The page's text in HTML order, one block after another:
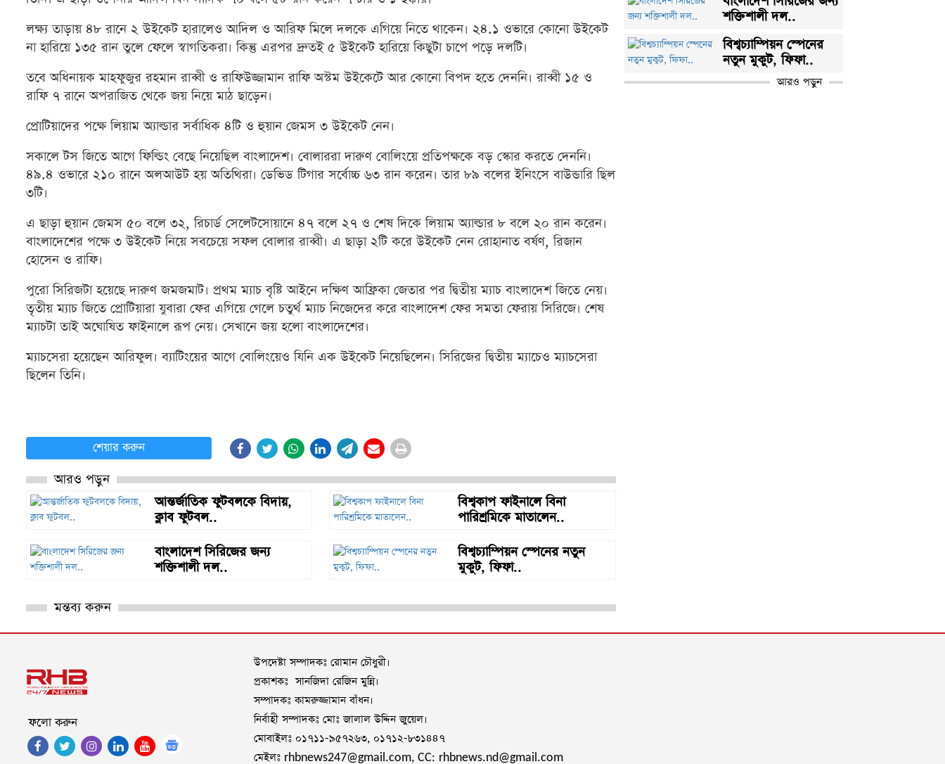
লক্ষ্য তাড়ায় ৪৮ রানে ২ উইকেট হারালেও আদিল ও আরিফ মিলে দলকে এগিয়ে নিতে থাকেন। ২৪.১ ওভারে কোনো উইকেট
না হারিয়ে ১৩৫ রান তুলে ফেলে স্বাগতিকরা। কিন্তু এরপর দ্রুতই ৫ উইকেট হারিয়ে কিছুটা চাপে পড়ে দলটি।
তবে অধিনায়ক মাহফুজুর রহমান রাব্বী ও রাফিউজ্জামান রাফি অস্টম উইকেটে আর কোনো বিপদ হতে দেননি। রাব্বী ১৫ ও
রাফি ৭ রানে অপরাজিত থেকে জয় নিয়ে মাঠ ছাড়েন।
প্রোটিয়াদের পক্ষে লিয়াম অ্যাল্ডার সর্বাধিক ৪টি ও হুয়ান জেমস ৩ উইকেট নেন।
সকালে টস জিতে আগে ফিল্ডিং বেছে নিয়েছিল বাংলাদেশ। বোলাররা দারুণ বোলিংয়ে প্রতিপক্ষকে বড় স্কোর করতে দেননি।
৪৯.৪ ওভারে ২১০ রানে অলআউট হয় অতিথিরা। ডেভিড টিগার সর্বোচ্চ ৬৩ রান করেন। তার ৮৯ বলের ইনিংসে বাউন্ডারি ছিল
৩টি।
এ ছাড়া হুয়ান জেমস ৫০ বলে ৩২, রিচার্ড সেলেটসোয়ানে ৪৭ বলে ২৭ ও শেষ দিকে লিয়াম অ্যাল্ডার ৮ বলে ২০ রান করেন।
বাংলাদেশের পক্ষে ৩ উইকেট নিয়ে সবচেয়ে সফল বোলার রাব্বী। এ ছাড়া ২টি করে উইকেট নেন রোহানাত বর্ষণ, রিজান
হোসেন ও রাফি।
পুরো সিরিজটা হয়েছে দারুণ জমজমাট। প্রথম ম্যাচ বৃষ্টি আইনে দক্ষিণ আফ্রিকা জেতার পর দ্বিতীয় ম্যাচ বাংলাদেশ জিতে নেয়।
তৃতীয় ম্যাচ জিতে প্রোটিয়ারা যুবারা ফের এগিয়ে গেলে চতুর্থ ম্যাচ নিজেদের করে বাংলাদেশ ফের সমতা ফেরায় সিরিজে। শেষ
ম্যাচটা তাই অঘোষিত ফাইনালে রূপ নেয়। সেখানে জয় হলো বাংলাদেশের।
ম্যাচসেরা হয়েছেন আরিফুল। ব্যাটিংয়ের আগে বোলিংয়েও যিনি এক উইকেট নিয়েছিলেন। সিরিজের দ্বিতীয় ম্যাচেও ম্যাচসেরা
ছিলেন তিনি।
শেয়ার করুন
আরও পড়ুন
আন্তর্জাতিক ফুটবলকে বিদায়,
ক্লাব ফুটবল..
বিশ্বকাপ ফাইনালে বিনা
পারিশ্রমিকে মাতালেন..
বাংলাদেশ সিরিজের জন্য
শক্তিশালী দল..
বিশ্বচ্যাম্পিয়ন স্পেনের নতুন
মুকুট, ফিফা..
মন্তব্য করুন
শক্তিশালী দল..
বিশ্বচ্যাম্পিয়ন স্পেনের
নতুন মুকুট, ফিফা..
আরও পড়ুন
ফলো করুন
উপদেষ্টা সম্পাদকঃ রোমান চৌধুরী।
প্রকাশকঃ সানজিদা রেজিন মুন্নি।
সম্পাদকঃ কামরুজ্জামান বাঁধন।
নির্বাহী সম্পাদকঃ মোঃ জালাল উদ্দিন জুয়েল।
মোবাইলঃ ০১৭১১-৯৫৭২৬৩, ০১৭১২-৮৩১৪৪৭
মেইলঃ rhbnews247@gmail.com, CC: rhbnews.nd@gmail.com